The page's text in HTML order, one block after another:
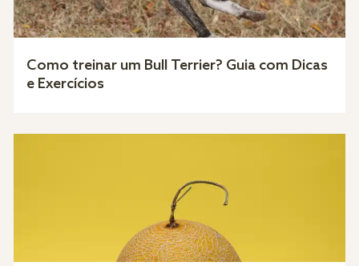
Como treinar um Bull Terrier? Guia com Dicas
e Exercícios